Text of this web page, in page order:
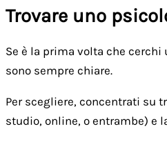
Trovare uno
Se è la prima volta che
sono sempre chiare.
Per scegliere, concentrati su
studio, online, o entrambe) e